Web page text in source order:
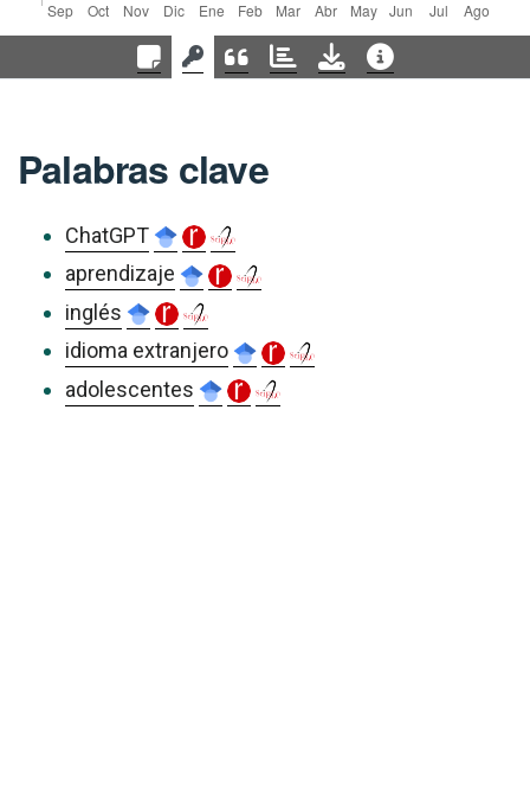
Palabras clave
ChatGPT
aprendizaje
inglés
idioma extranjero
adolescentes